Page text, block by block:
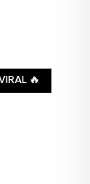
🔥